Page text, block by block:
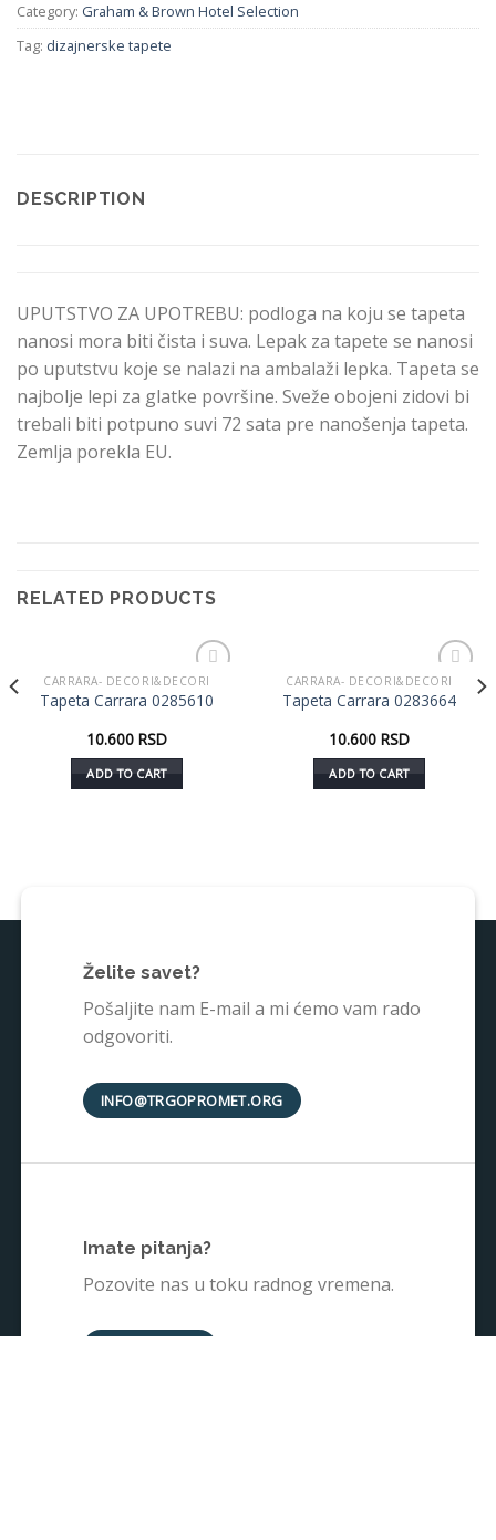
Category: Graham & Brown Hotel Selection
Tag: dizajnerske tapete
DESCRIPTION
UPUTSTVO ZA UPOTREBU: podloga na koju se tapeta
nanosi mora biti čista i suva. Lepak za tapete se nanosi
po uputstvu koje se nalazi na ambalaži lepka. Tapeta se
najbolje lepi za glatke površine. Sveže obojeni zidovi bi
trebali biti potpuno suvi 72 sata pre nanošenja tapeta.
Zemlja porekla EU.
RELATED PRODUCTS
Dodaj
u listu
CARRARA- DECORI&DECORI
Tapeta Carrara 0285610
10.600 RSD
ADD TO CART
Dodaj
u listu
CARRARA- DECORI&DECORI
Tapeta Carrara 0283664
10.600 RSD
ADD TO CART
Želite savet?
Pošaljite nam E-mail a mi ćemo vam rado
odgovoriti.
INFO@TRGOPROMET.ORG
Imate pitanja?
Pozovite nas u toku radnog vremena.